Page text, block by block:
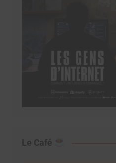
Le Café